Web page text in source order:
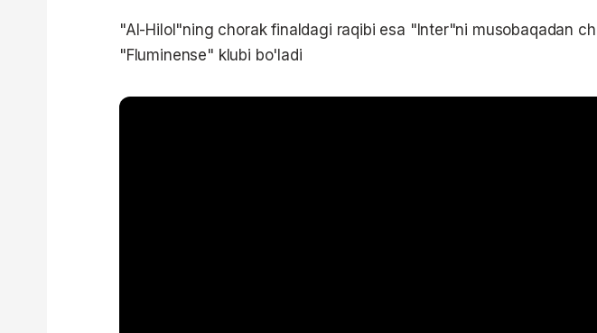
"Al-Hilol"ning chorak finaldagi raqibi esa "Inter"ni musobaqadan
"Fluminense" klubi bo'ladi